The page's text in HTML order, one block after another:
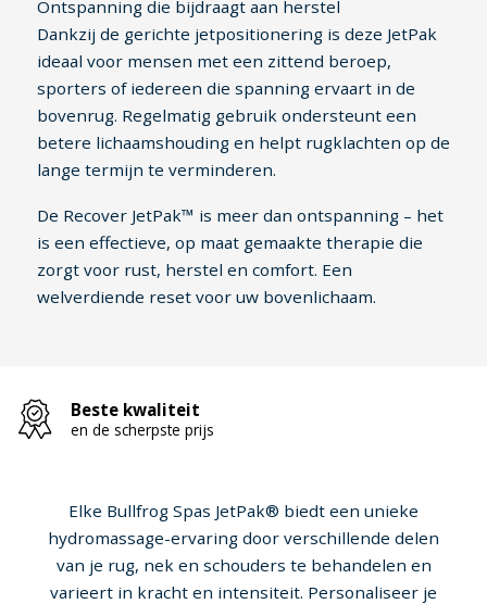
Ontspanning die bijdraagt aan herstel
Dankzij de gerichte jetpositionering is deze JetPak
ideaal voor mensen met een zittend beroep,
sporters of iedereen die spanning ervaart in de
bovenrug. Regelmatig gebruik ondersteunt een
betere lichaamshouding en helpt rugklachten op de
lange termijn te verminderen.
De Recover JetPak™ is meer dan ontspanning – het
is een effectieve, op maat gemaakte therapie die
zorgt voor rust, herstel en comfort. Een
welverdiende reset voor uw bovenlichaam.
Beste kwaliteit
en de scherpste prijs
Elke Bullfrog Spas JetPak® biedt een unieke
hydromassage-ervaring door verschillende delen
van je rug, nek en schouders te behandelen en
varieert in kracht en intensiteit. Personaliseer je